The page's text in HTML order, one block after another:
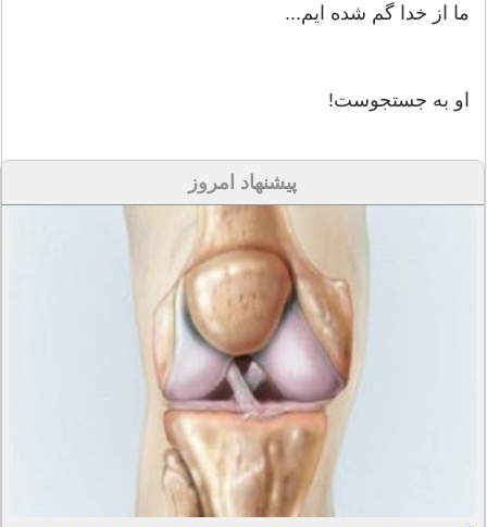
ما از خدا گم شده ایم...
او به جستجوست!
پیشنهاد امروز